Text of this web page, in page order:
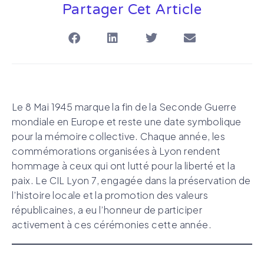
Partager Cet Article
Le 8 Mai 1945 marque la fin de la Seconde Guerre
mondiale en Europe et reste une date symbolique
pour la mémoire collective. Chaque année, les
commémorations organisées à Lyon rendent
hommage à ceux qui ont lutté pour la liberté et la
paix. Le CIL Lyon 7, engagée dans la préservation de
l’histoire locale et la promotion des valeurs
républicaines, a eu l’honneur de participer
activement à ces cérémonies cette année.